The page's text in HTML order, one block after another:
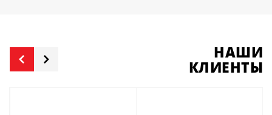
НАШИ
КЛИЕНТЫ